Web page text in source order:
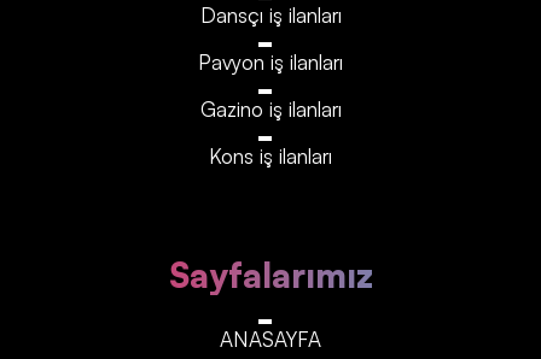
Dansçı iş ilanları
Pavyon iş ilanları
Gazino iş ilanları
Kons iş ilanları
Sayfalarımız
ANASAYFA